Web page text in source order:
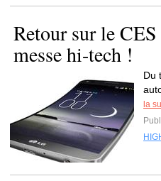
Retour sur le
messe hi-tech !
Du
la